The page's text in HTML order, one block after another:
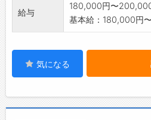
給与
180,000円〜
基本給：180,000円
気になる